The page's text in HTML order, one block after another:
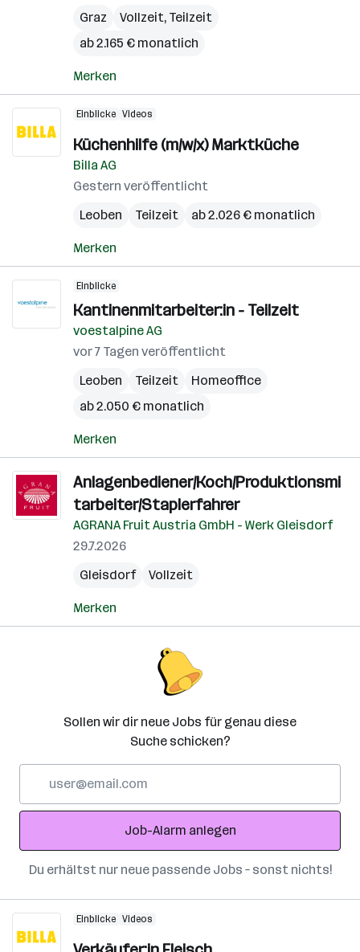
Graz
Vollzeit, Teilzeit
ab 2.165 € monatlich
Merken
Einblicke Videos
Küchenhilfe (m/w/x) Marktküche
Billa AG
Gestern veröffentlicht
Leoben
Teilzeit ab 2.026 € monatlich
Merken
Einblicke
Kantinenmitarbeiter:in - Teilzeit
voestalpine AG
vor 7 Tagen veröffentlicht
Leoben
Teilzeit
Homeoffice
ab 2.050 € monatlich
Merken
Anlagenbediener/Koch/Produktionsmi
tarbeiter/Staplerfahrer
AGRANA Fruit Austria GmbH - Werk Gleisdorf
29.7.2026
Gleisdorf
Vollzeit
Merken
Sollen wir dir neue Jobs für genau diese
Suche schicken?
Adresse
Job-Alarm anlegen
Du erhältst nur neue passende Jobs – sonst nichts!
Einblicke Videos